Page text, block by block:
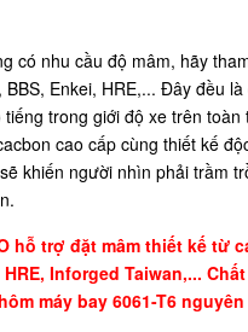
có nhu cầu độ mâm, hãy
BBS, Enkei, HRE,... Đây đều
tiếng trong giới độ xe trên toàn
cao cấp cùng thiết kế
khiến người nhìn phải trầm
hỗ trợ đặt mâm thiết kế từ
HRE, Inforged Taiwan,...
máy bay 6061-T6